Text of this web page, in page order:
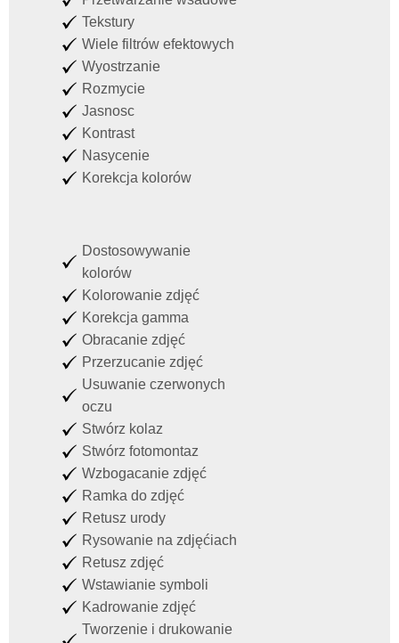
Tekstury
Wiele filtrów efektowych
Wyostrzanie
Rozmycie
Jasnosc
Kontrast
Nasycenie
Korekcja kolorów
Dostosowywanie
kolorów
Kolorowanie zdjęć
Korekcja gamma
Obracanie zdjęć
Przerzucanie zdjęć
Usuwanie czerwonych
oczu
Stwórz kolaz
Stwórz fotomontaz
Wzbogacanie zdjęć
Ramka do zdjęć
Retusz urody
Rysowanie na zdjęćiach
Retusz zdjęć
Wstawianie symboli
Kadrowanie zdjęć
Tworzenie i drukowanie